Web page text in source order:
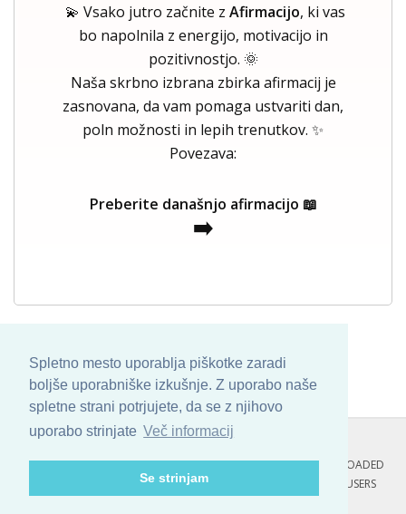
Spletno mesto uporablja piškotke zaradi
boljše uporabniške izkušnje. Z uporabo naše
spletne strani potrjujete, da se z njihovo
uporabo strinjate Več informacij
Se strinjam
💫 Vsako jutro začnite z Afirmacijo, ki vas
bo napolnila z energijo, motivacijo in
pozitivnostjo. 🌞
Naša skrbno izbrana zbirka afirmacij je
zasnovana, da vam pomaga ustvariti dan,
poln možnosti in lepih trenutkov. ✨
Povezava:
Preberite današnjo afirmacijo 📖
➡️
COPYRIGHT © 2013 - 2026 BYSKINBASE. ALL ARTWORK ARE UPLOADED
AND COPYRIGHTED TO ITS AUTHOR.
POZITIVNE MISLI : 122 USERS